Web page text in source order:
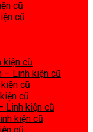
cũ
cũ
kiện cũ
– Linh kiện cũ
cũ
cũ
Linh kiện cũ
kiện cũ